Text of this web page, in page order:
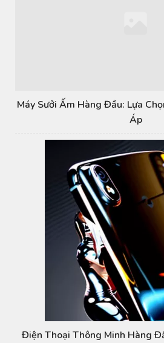
Máy Sưởi Ấm Hàng Đầu: Lựa
Áp
Điện Thoại Thông Minh Hàng